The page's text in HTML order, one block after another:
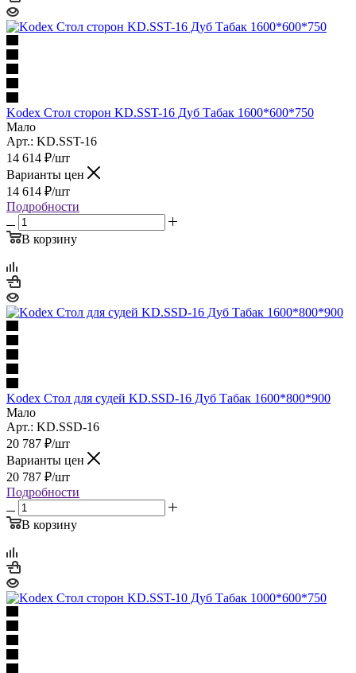
Kodex Стол сторон KD.SST-16 Дуб Табак 1600*600*750
Мало
Арт.: KD.SST-16
14 614 ₽/шт
Варианты цен
14 614 ₽/шт
Подробности
В корзину
Kodex Стол для судей KD.SSD-16 Дуб Табак 1600*800*900
Мало
Арт.: KD.SSD-16
20 787 ₽/шт
Варианты цен
20 787 ₽/шт
Подробности
В корзину